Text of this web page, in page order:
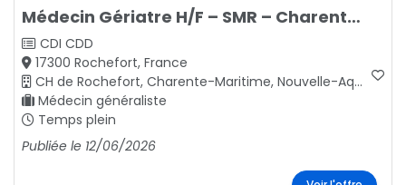
Médecin Gériatre H/F – SMR – Charente-Maritime (17) – Centre Hospitalier de Rochefort
CDI CDD
17300 Rochefort, France
CH de Rochefort, Charente-Maritime, Nouvelle-Aquitaine - GHT 17
Médecin généraliste
Temps plein
Publiée le 12/06/2026